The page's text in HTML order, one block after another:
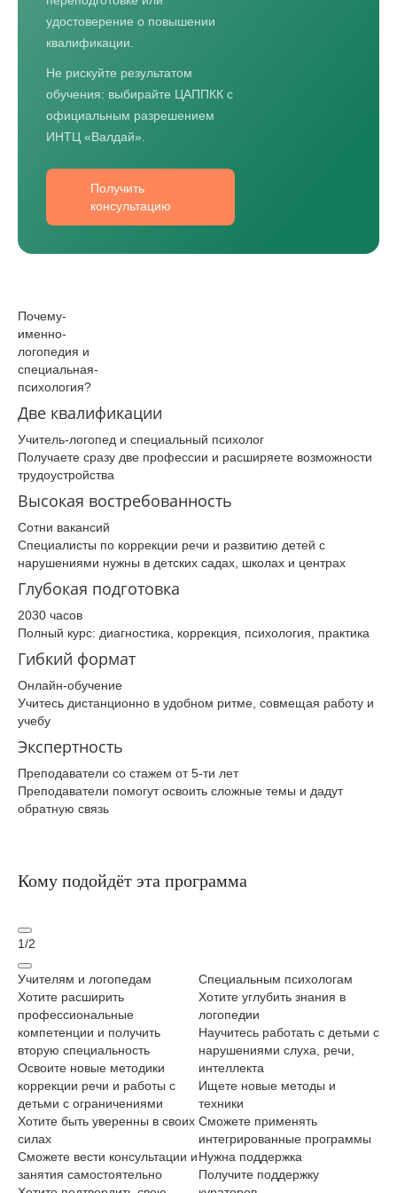
удостоверение о повышении
квалификации.
Не рискуйте результатом
обучения: выбирайте ЦАППКК с
официальным разрешением
ИНТЦ «Валдай».
Получить
консультацию
Почему­
именно­
логопедия­ и
специальная­
психология­?
Две квалификации
Учитель‑логопед и специальный психолог
Получаете сразу две профессии и расширяете возможности
трудоустройства
Высокая востребованность
Сотни вакансий
Специалисты по коррекции речи и развитию детей с
нарушениями нужны в детских садах, школах и центрах
Глубокая подготовка
2030 часов
Полный курс: диагностика, коррекция, психология, практика
Гибкий формат
Онлайн-обучение
Учитесь дистанционно в удобном ритме, совмещая работу и
учебу
Экспертность
Преподаватели со стажем от 5-ти лет
Преподаватели помогут освоить сложные темы и дадут
обратную связь
Кому подойдёт эта программа
1/2
Учителям и логопедам
Хотите расширить
профессиональные
компетенции и получить
вторую специальность
Освоите новые методики
коррекции речи и работы с
детьми с ограничениями
Хотите быть уверенны в своих
силах
Сможете вести консультации и
занятия самостоятельно
Специальным психологам
Хотите углубить знания в
логопедии
Научитесь работать с детьми с
нарушениями слуха, речи,
интеллекта
Ищете новые методы и
техники
Сможете применять
интегрированные программы
Нужна поддержка
Получите поддержку